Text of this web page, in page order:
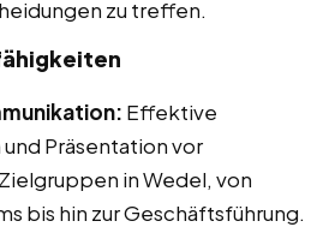
zu treffen.
Effektive
Präsentation vor
in Wedel, von
bis hin zur Geschäftsführung.